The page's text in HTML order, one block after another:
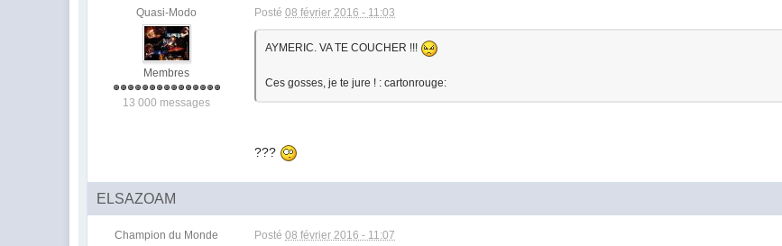
Quasi-Modo
Membres
13 000 messages
Posté08 février 2016 - 11:03
AYMERIC. VA TE COUCHER !!!
Ces gosses, je te jure ! : cartonrouge:
???
ELSAZOAM
Champion du Monde Posté08 février 2016 - 11:07